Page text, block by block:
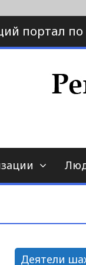
портал по
по
Деятели